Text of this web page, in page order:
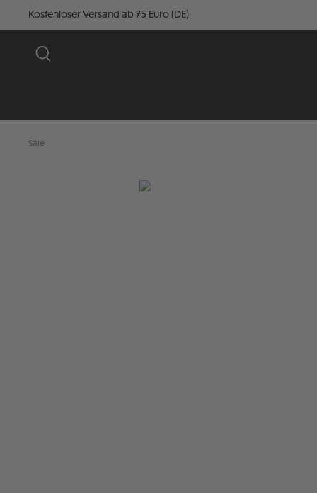
Kostenloser Versand ab 75 Euro (DE)
Sale
Bildergalerie überspringen